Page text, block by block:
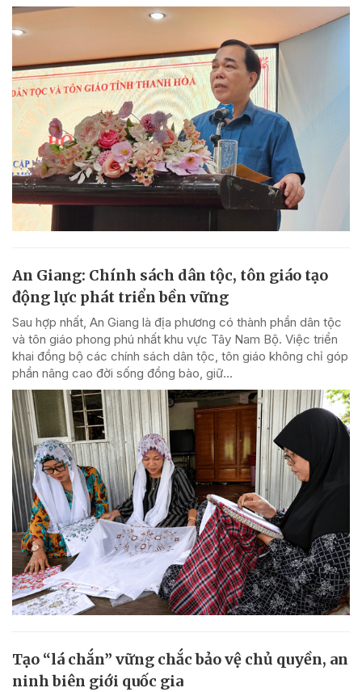
An Giang: Chính sách dân tộc, tôn giáo tạo
động lực phát triển bền vững
Sau hợp nhất, An Giang là địa phương có thành phần dân tộc
và tôn giáo phong phú nhất khu vực Tây Nam Bộ. Việc triển
khai đồng bộ các chính sách dân tộc, tôn giáo không chỉ góp
phần nâng cao đời sống đồng bào, giữ...
Tạo “lá chắn” vững chắc bảo vệ chủ quyền, an
ninh biên giới quốc gia